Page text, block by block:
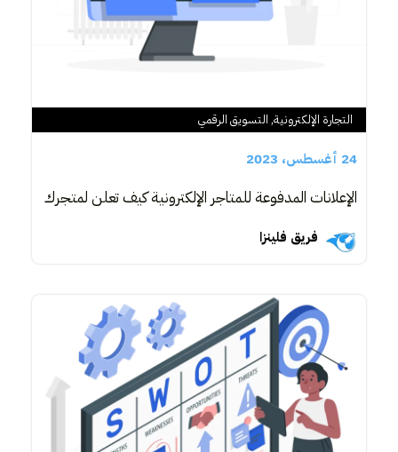
التجارة الإلكترونية, التسويق الرقمي
24 أغسطس، 2023
الإعلانات المدفوعة للمتاجر الإلكترونية كيف تعلن لمتجرك
فريق فلينزا